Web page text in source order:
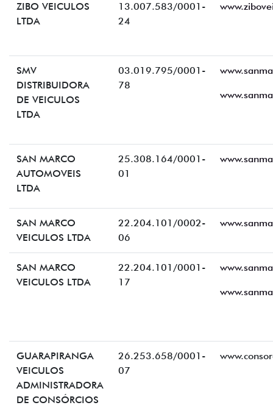
ZIBO VEICULOS
LTDA
13.007.583/0001-
24
SMV
DISTRIBUIDORA
DE VEICULOS
LTDA
03.019.795/0001-
78
SAN MARCO
AUTOMOVEIS
LTDA
25.308.164/0001-
01
SAN MARCO
VEICULOS LTDA
22.204.101/0002-
06
SAN MARCO
VEICULOS LTDA
22.204.101/0001-
17
GUARAPIRANGA
VEICULOS
ADMINISTRADORA
DE CONSÓRCIOS
26.253.658/0001-
07